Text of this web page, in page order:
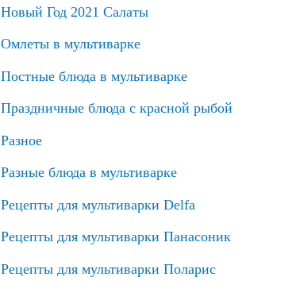
Новый Год 2021 Салаты
Омлеты в мультиварке
Постные блюда в мультиварке
Праздничные блюда с красной рыбой
Разное
Разные блюда в мультиварке
Рецепты для мультиварки Delfa
Рецепты для мультиварки Панасоник
Рецепты для мультиварки Поларис